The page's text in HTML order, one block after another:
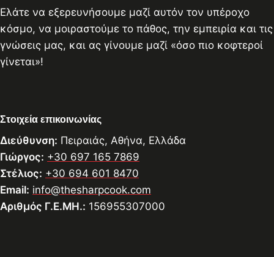
Ελάτε να εξερευνήσουμε μαζί αυτόν τον υπέροχο
κόσμο, να μοιραστούμε το πάθος, την εμπειρία και τις
γνώσεις μας, και ας γίνουμε μαζί «όσο πιο κοφτεροί
γίνεται»!
Στοιχεία επικοινωνίας
Διεύθυνση: Πειραιάς, Αθήνα, Ελλάδα
Γιώργος: +30 697 165 7869
Στέλιος: +30 694 601 8470
Email: info@thesharpcook.com
Αριθμός Γ.Ε.ΜΗ.: 156955307000